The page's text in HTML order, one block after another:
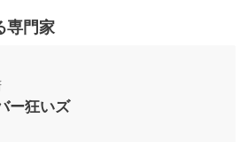
専門家
ー狂いズ